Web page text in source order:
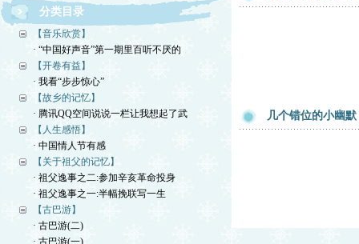
分类目录
【音乐欣赏】
· “中国好声音”第一期里百听不厌的
【开卷有益】
· 我看“步步惊心”
【故乡的记忆】
· 腾讯QQ空间说说一栏让我想起了武
【人生感悟】
· 中国情人节有感
【关于祖父的记忆】
· 祖父逸事之二:参加辛亥革命投身
· 祖父逸事之一:半幅挽联写一生
【古巴游】
· 古巴游(二)
· 古巴游(一)
几个错位的小幽默